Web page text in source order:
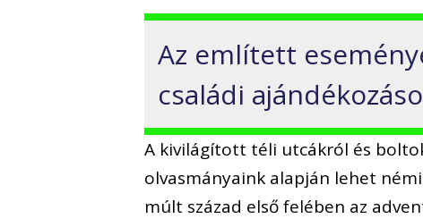
Az említett
családi
A kivilágított téli utcákról és
olvasmányaink alapján lehet
múlt század első felében az